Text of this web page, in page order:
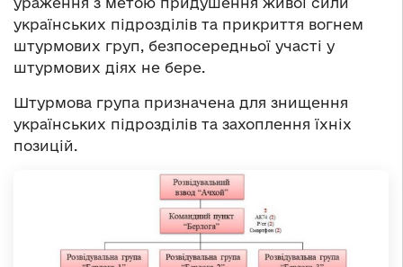
українських підрозділів та прикриття вогнем
штурмових груп, безпосередньої участі у
штурмових діях не бере.
Штурмова група призначена для знищення
українських підрозділів та захоплення їхніх
позицій.